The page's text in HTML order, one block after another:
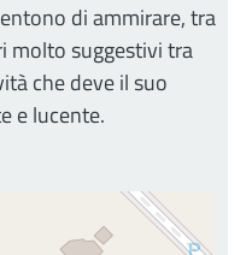
di ammirare, tra
molto suggestivi tra
che deve il suo
e lucente.